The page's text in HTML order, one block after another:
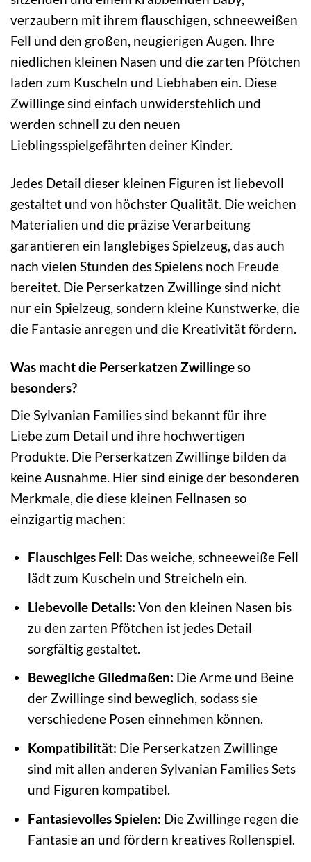
verzaubern mit ihrem flauschigen, schneeweißen
Fell und den großen, neugierigen Augen. Ihre
niedlichen kleinen Nasen und die zarten Pfötchen
laden zum Kuscheln und Liebhaben ein. Diese
Zwillinge sind einfach unwiderstehlich und
werden schnell zu den neuen
Lieblingsspielgefährten deiner Kinder.
Jedes Detail dieser kleinen Figuren ist liebevoll
gestaltet und von höchster Qualität. Die weichen
Materialien und die präzise Verarbeitung
garantieren ein langlebiges Spielzeug, das auch
nach vielen Stunden des Spielens noch Freude
bereitet. Die Perserkatzen Zwillinge sind nicht
nur ein Spielzeug, sondern kleine Kunstwerke, die
die Fantasie anregen und die Kreativität fördern.
Was macht die Perserkatzen Zwillinge so
besonders?
Die Sylvanian Families sind bekannt für ihre
Liebe zum Detail und ihre hochwertigen
Produkte. Die Perserkatzen Zwillinge bilden da
keine Ausnahme. Hier sind einige der besonderen
Merkmale, die diese kleinen Fellnasen so
einzigartig machen:
Flauschiges Fell: Das weiche, schneeweiße Fell
lädt zum Kuscheln und Streicheln ein.
Liebevolle Details: Von den kleinen Nasen bis
zu den zarten Pfötchen ist jedes Detail
sorgfältig gestaltet.
Bewegliche Gliedmaßen: Die Arme und Beine
der Zwillinge sind beweglich, sodass sie
verschiedene Posen einnehmen können.
Kompatibilität: Die Perserkatzen Zwillinge
sind mit allen anderen Sylvanian Families Sets
und Figuren kompatibel.
Fantasievolles Spielen: Die Zwillinge regen die
Fantasie an und fördern kreatives Rollenspiel.